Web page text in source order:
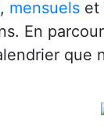
, mensuelset
En
que